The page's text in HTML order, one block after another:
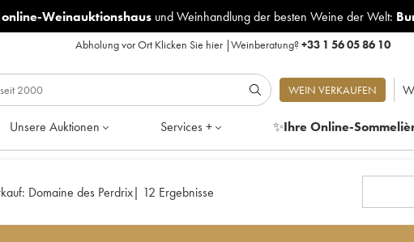
online-Weinauktionshausund Weinhandlung der besten Weine der Welt:
Abholung vor Ort Klicken Sie hier|Weinberatung?+33 1 56 05 86 10
WEIN VERKAUFEN
Unsere Auktionen Services + ✨Ihre Online-
Domaine des Perdrix| 12 Ergebnisse